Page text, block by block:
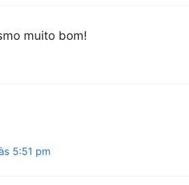
muito bom!
5:51 pm